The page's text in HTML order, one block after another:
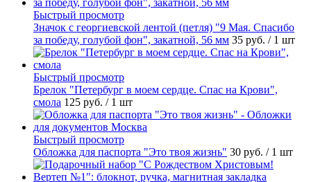
Быстрый просмотр
Значок с георгиевской лентой (петля) "9 Мая. Спасибо
за победу, голубой фон", закатной, 56 мм 35 руб. / 1 шт
Быстрый просмотр
Брелок "Петербург в моем сердце. Спас на Крови",
смола 125 руб. / 1 шт
Быстрый просмотр
Обложка для паспорта "Это твоя жизнь" 30 руб. / 1 шт